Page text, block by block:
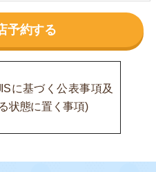
予約する
に基づく公表事項及
状態に置く事項)
情報または書面以外